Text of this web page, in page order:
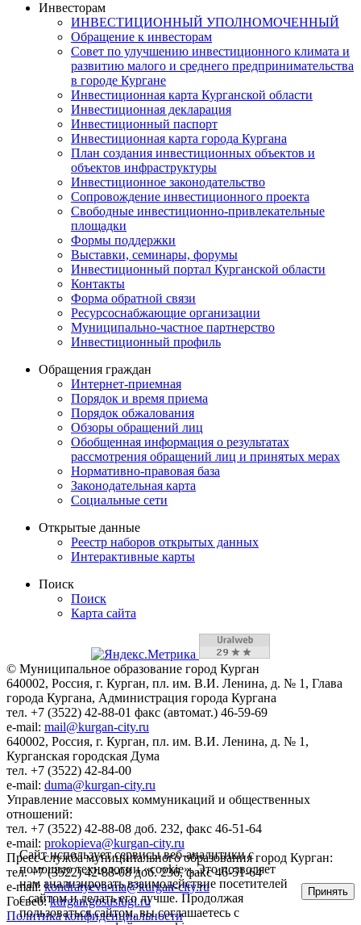
Инвесторам
ИНВЕСТИЦИОННЫЙ УПОЛНОМОЧЕННЫЙ
Обращение к инвесторам
Совет по улучшению инвестиционного климата и
развитию малого и среднего предпринимательства
в городе Кургане
Инвестиционная карта Курганской области
Инвестиционная декларация
Инвестиционный паспорт
Инвестиционная карта города Кургана
План создания инвестиционных объектов и
объектов инфраструктуры
Инвестиционное законодательство
Сопровождение инвестиционного проекта
Свободные инвестиционно-привлекательные
площадки
Формы поддержки
Выставки, семинары, форумы
Инвестиционный портал Курганской области
Контакты
Форма обратной связи
Ресурсоснабжающие организации
Муниципально-частное партнерство
Инвестиционный профиль
Обращения граждан
Интернет-приемная
Порядок и время приема
Порядок обжалования
Обзоры обращений лиц
Обобщенная информация о результатах
рассмотрения обращений лиц и принятых мерах
Нормативно-правовая база
Законодательная карта
Социальные сети
Открытые данные
Реестр наборов открытых данных
Интерактивные карты
Поиск
Поиск
Карта сайта
© Муниципальное образование город Курган
640002, Россия, г. Курган, пл. им. В.И. Ленина, д. № 1, Глава
города Кургана, Администрация города Кургана
тел. +7 (3522) 42-88-01 факс (автомат.) 46-59-69
e-mail: mail@kurgan-city.ru
640002, Россия, г. Курган, пл. им. В.И. Ленина, д. № 1,
Курганская городская Дума
тел. +7 (3522) 42-84-00
e-mail: duma@kurgan-city.ru
Управление массовых коммуникаций и общественных
отношений:
тел. +7 (3522) 42-88-08 доб. 232, факс 46-51-64
e-mail: prokopieva@kurgan-city.ru
Пресс-служба муниципального образования город Курган:
тел. +7 (3522) 42-88-08 доб. 236, факс 46-51-64
e-mail:kondratyeva-ma@kurgan-city.ru
Госвеб:kurgan.gosuslugi.ru
Политика конфиденциальности
Сайт использует сервисы веб-аналитики с
помощью технологии «cookie». Это позволяет
нам анализировать взаимодействие посетителей
с сайтом и делать его лучше. Продолжая
пользоваться сайтом, вы соглашаетесь с
Принять